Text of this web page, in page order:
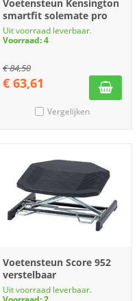
Voetensteun Kensington
smartfit solemate pro
Uit voorraad leverbaar.
Voorraad: 4
€84,50
€ 63,61
Vergelijken
Voetensteun Score 952
verstelbaar
Uit voorraad leverbaar.